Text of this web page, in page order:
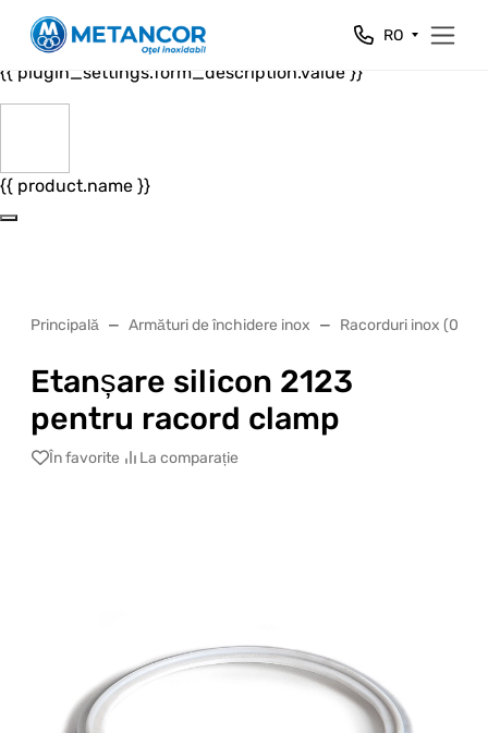
Close
{{ plugin_settings.form_header.value }}
{{ plugin_settings.form_description.value }}
{{ product.name }}
RO
Principală Armături de închidere inox Racorduri inox (02)
Etanșare silicon 2123
pentru racord clamp
În favorite La comparație